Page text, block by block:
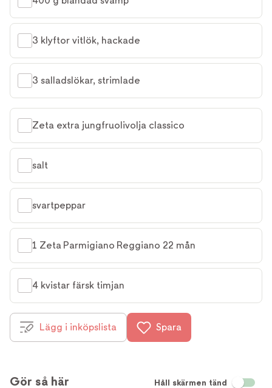
3 klyftor vitlök, hackade
3 salladslökar, strimlade
Zeta extra jungfruolivolja classico
salt
svartpeppar
1 Zeta Parmigiano Reggiano 22 mån
4 kvistar färsk timjan
Lägg i inköpslista Spara
Gör så här Håll skärmen tänd